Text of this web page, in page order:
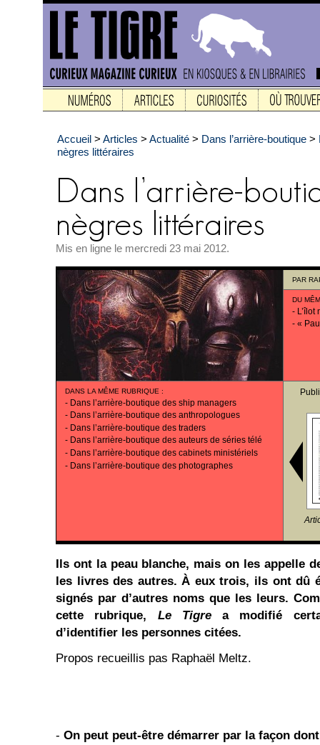
Accueil > Articles > Actualité > Dans l’arrière-boutique >
nègres littéraires
Mis en ligne le mercredi 23 mai 2012.
PAR
DU
- L’îlot
- «
DANS LA MÊME RUBRIQUE :
- Dans l’arrière-boutique des ship managers
- Dans l’arrière-boutique des anthropologues
- Dans l’arrière-boutique des traders
- Dans l’arrière-boutique des auteurs de séries télé
- Dans l’arrière-boutique des cabinets ministériels
- Dans l’arrière-boutique des photographes
Ils ont la peau blanche, mais on les appelle
les livres des autres. À eux trois, ils ont dû
signés par d’autres noms que les leurs.
cette rubrique, Le Tigrea modifié
d’identifier les personnes citées.
Propos recueillis pas Raphaël Meltz.
- On peut peut-être démarrer par la façon